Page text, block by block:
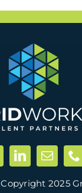
Copyright 2025